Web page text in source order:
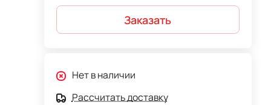
Заказать
Нет в наличии
Рассчитать доставку